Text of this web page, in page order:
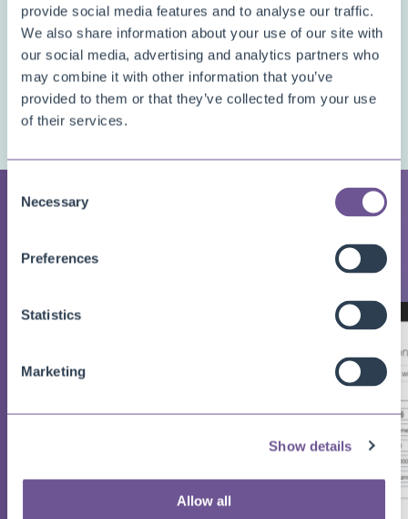
provide social media features and to analyse our traffic.
We also share information about your use of our site with
our social media, advertising and analytics partners who
may combine it with other information that you’ve
provided to them or that they’ve collected from your use
of their services.
Selection
Necessary
Preferences
Statistics
Marketing
Show details
Allow all
Marketplaceen probeer het meteen uit.
Benieuwd naar de prijzen voor gebruik inproductie? Bekijk dan de
paginaPrijzenvoor gedetailleerde informatie over de prijzen van
elk van onze apps.
GALLERY